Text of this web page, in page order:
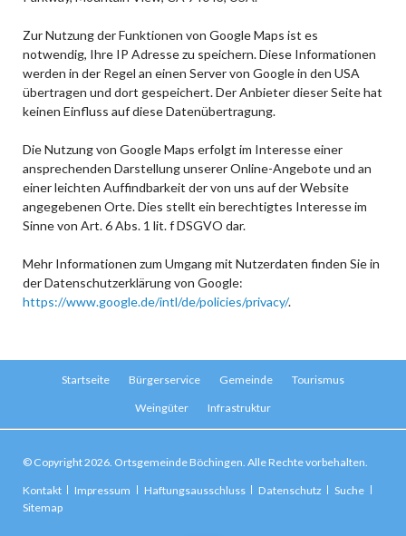
Zur Nutzung der Funktionen von Google Maps ist es
notwendig, Ihre IP Adresse zu speichern. Diese Informationen
werden in der Regel an einen Server von Google in den USA
übertragen und dort gespeichert. Der Anbieter dieser Seite hat
keinen Einfluss auf diese Datenübertragung.
Die Nutzung von Google Maps erfolgt im Interesse einer
ansprechenden Darstellung unserer Online-Angebote und an
einer leichten Auffindbarkeit der von uns auf der Website
angegebenen Orte. Dies stellt ein berechtigtes Interesse im
Sinne von Art. 6 Abs. 1 lit. f DSGVO dar.
Mehr Informationen zum Umgang mit Nutzerdaten finden Sie in
der Datenschutzerklärung von Google:
https://www.google.de/intl/de/policies/privacy/.
Navigation
Startseite Bürgerservice Gemeinde Tourismus
Weingüter Infrastruktur
© Copyright 2026. Ortsgemeinde Böchingen. Alle Rechte vorbehalten.
Navigation
überspringen
Kontakt Impressum Haftungsausschluss Datenschutz
Suche
Sitemap